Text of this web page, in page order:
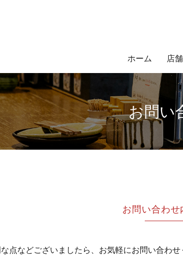
ホーム 店
お問い
お問い合わせ
点などございましたら、お気軽にお問い合わせ